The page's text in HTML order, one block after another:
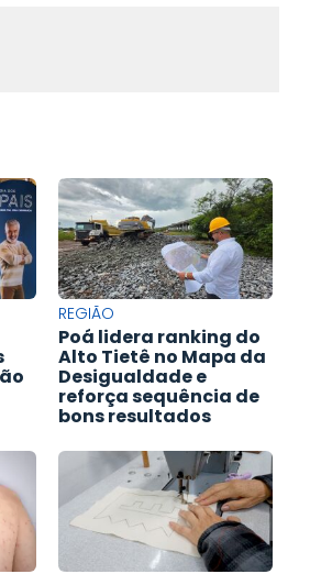
REGIÃO
Poá lidera ranking do
Alto Tietê no Mapa da
Desigualdade e
reforça sequência de
bons resultados